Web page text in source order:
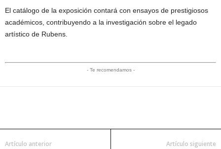
El catálogo de la exposición contará con ensayos de prestigiosos
académicos, contribuyendo a la investigación sobre el legado
artístico de Rubens.
- Te recomendamos -
Artículo anterior Artículo siguiente